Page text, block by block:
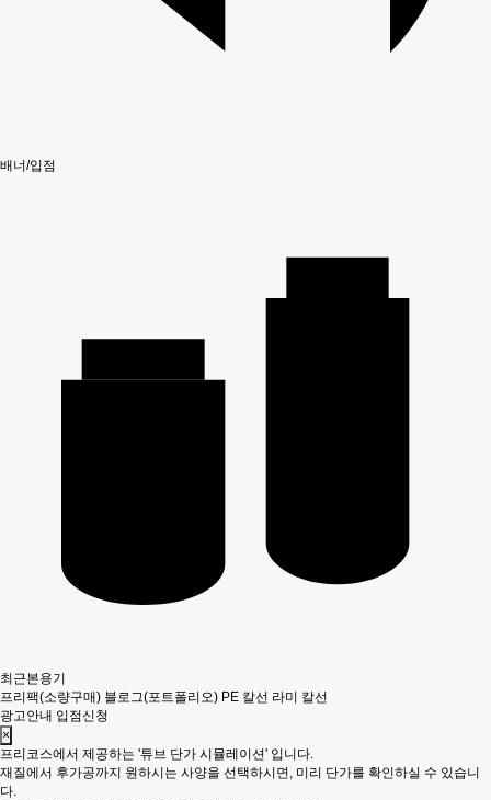
배너/입점
최근본용기
프리팩(소량구매) 블로그(포트폴리오) PE 칼선 라미 칼선
광고안내 입점신청
×
프리코스에서 제공하는 '튜브 단가 시뮬레이션' 입니다.
재질에서 후가공까지 원하시는 사양을 선택하시면, 미리 단가를 확인하실 수 있습니
다.